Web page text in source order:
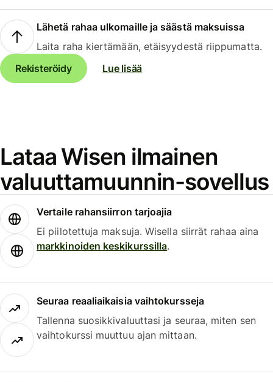
Lähetä rahaa ulkomaille ja säästä maksuissa
Laita raha kiertämään, etäisyydestä riippumatta.
Rekisteröidy
Lue lisää
Lataa Wisen ilmainen
valuuttamuunnin-sovellus
Vertaile rahansiirron tarjoajia
Ei piilotettuja maksuja. Wisella siirrät rahaa aina
markkinoiden keskikurssilla.
Seuraa reaaliaikaisia vaihtokursseja
Tallenna suosikkivaluuttasi ja seuraa, miten sen
vaihtokurssi muuttuu ajan mittaan.